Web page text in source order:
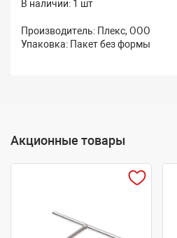
В наличии: 1 шт
Производитель: Плекс, ООО
Упаковка: Пакет без формы
Акционные товары